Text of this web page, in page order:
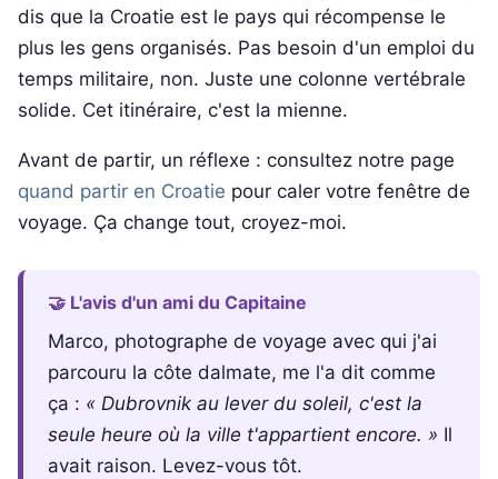
dis que la Croatie est le pays qui récompense le
plus les gens organisés. Pas besoin d'un emploi du
temps militaire, non. Juste une colonne vertébrale
solide. Cet itinéraire, c'est la mienne.
Avant de partir, un réflexe : consultez notre page
quand partir en Croatie pour caler votre fenêtre de
voyage. Ça change tout, croyez-moi.
🤝 L'avis d'un ami du Capitaine
Marco, photographe de voyage avec qui j'ai
parcouru la côte dalmate, me l'a dit comme
ça : « Dubrovnik au lever du soleil, c'est la
seule heure où la ville t'appartient encore. » Il
avait raison. Levez-vous tôt.